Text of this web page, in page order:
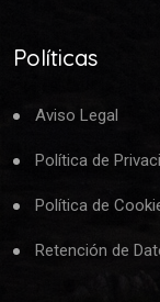
Políticas
Aviso Legal
Política de
Política de
Retención de